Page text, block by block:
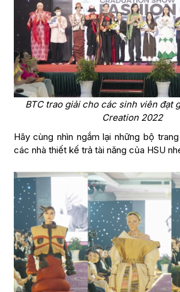
BTC trao giải cho các sinh viên đạt
Creation 2022
Hãy cùng nhìn ngắm lại những bộ
các nhà thiết kế trả tài năng của HSU